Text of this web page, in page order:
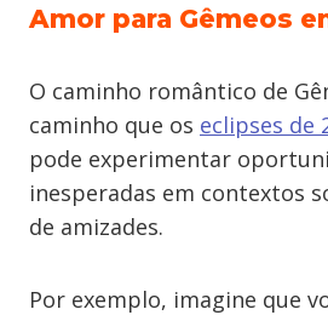
Amor para Gêmeos
O caminho romântico de
caminho que os eclipses de
pode experimentar
inesperadas em contextos
de amizades.
Por exemplo, imagine que